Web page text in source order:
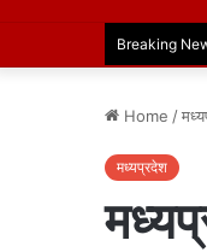
Breaking
Home /
मध्यप्रदेश